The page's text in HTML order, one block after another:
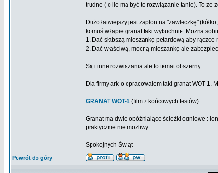
trudne ( o ile ma być to rozwiązanie tanie). To ze
Dużo łatwiejszy jest zapłon na "zawleczkę"
komuś w łapie granat taki wybuchnie. Można
1. Dać słabszą mieszankę petardową aby rączce
2. Dać właściwą, mocną mieszankę ale
Są i inne rozwiązania ale to temat obszerny.
Dla firmy ark-o opracowałem taki granat WOT-1.
GRANAT WOT-1 (film z końcowych testów).
Granat ma dwie opóźniające ścieżki ogniowe :
praktycznie nie możliwy.
Spokojnych Świąt
Powrót do góry